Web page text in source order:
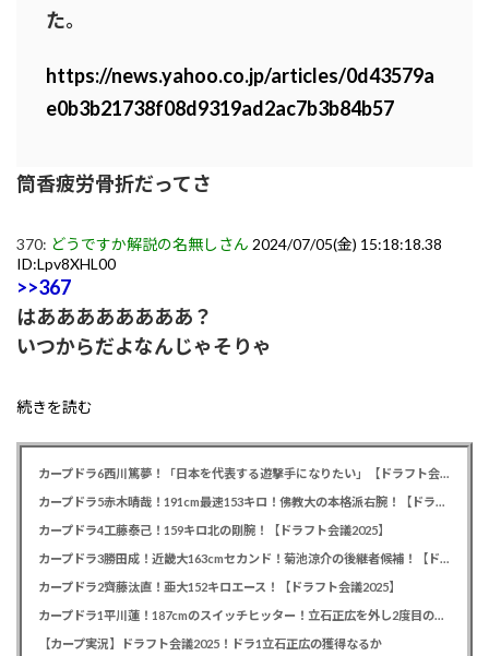
た。
https://news.yahoo.co.jp/articles/0d43579a
e0b3b21738f08d9319ad2ac7b3b84b57
筒香疲労骨折だってさ
370: どうですか解説の名無しさん 2024/07/05(金) 15:18:18.38
ID:Lpv8XHL00
>>367
はああああああああ？
いつからだよなんじゃそりゃ
続きを読む
カープドラ6西川篤夢！「日本を代表する遊撃手になりたい」【ドラフト会議2025】
カープドラ5赤木晴哉！191cm最速153キロ！佛教大の本格派右腕！【ドラフト会議2025】
カープドラ4工藤泰己！159キロ北の剛腕！【ドラフト会議2025】
カープドラ3勝田成！近畿大163cmセカンド！菊池涼介の後継者候補！【ドラフト会議2025】
カープドラ2齊藤汰直！亜大152キロエース！【ドラフト会議2025】
カープドラ1平川蓮！187cmのスイッチヒッター！立石正広を外し2度目の重複も新井監督がクジを引き当てる！【ドラフト会議2025】
【カープ実況】ドラフト会議2025！ドラ1立石正広の獲得なるか